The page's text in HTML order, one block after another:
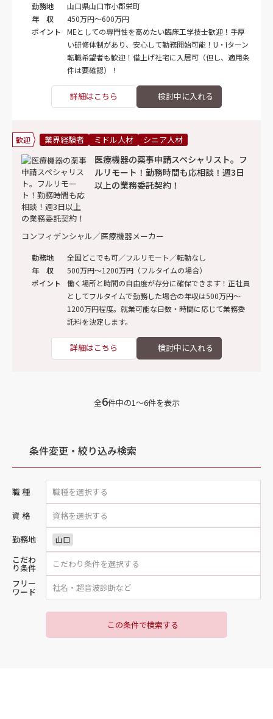
勤務地
山口県山口市小郡栄町
年 収
450万円～600万円
ポイント
MEとしての専門性を高めたい臨床工学技士歓迎！手厚
い研修体制があり、安心して勤務開始可能！U・Iターン
転職希望者も歓迎！借上げ社宅に入居可（但し、適用条
件は要確認）！
詳細はこちら
歓迎 業界経験者 ミドル人材 シニア人材
医療機器の薬事申請スペシャリスト。フ
ルリモート！勤務時間も応相談！週3日
以上の業務委託契約！
コンフィデンシャル／医療機器メーカー
勤務地
全国どこでも可／フルリモート／転勤なし
年 収
500万円～1200万円（フルタイムの場合）
ポイント
働く場所と時間の自由度が存分に確保できます！正社員
としてフルタイムで勤務した場合の年収は500万円～
1200万円程度。就業可能な日数・時間に応じて業務委
託料を決定します。
詳細はこちら
全6件中の1〜6件を表示
条件変更・絞り込み検索
職 種
資 格
勤務地 山口
こだわ
り条件
フリー
ワード
この条件で検索する